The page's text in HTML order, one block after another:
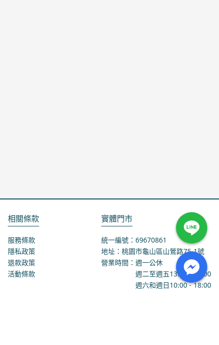
相關條款
服務條款
隱私政策
退款政策
活動條款
實體門市
統一編號：69670861
地址：桃園市龜山區山鶯路75-1號
營業時間：週一公休
週二至週五13:00 - 18:00
週六和週日10:00 - 18:00